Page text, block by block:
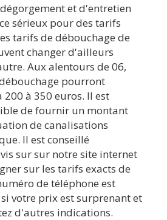
et d'entretien
sérieux pour des tarifs
tarifs de débouchage de
changer d'ailleurs
Aux alentours de 06,
pourront
à 350 euros. Il est
de fournir un montant
de canalisations
Il est conseillé
sur sur notre site internet
sur les tarifs exacts de
de téléphone est
votre prix est surprenant et
d'autres indications.